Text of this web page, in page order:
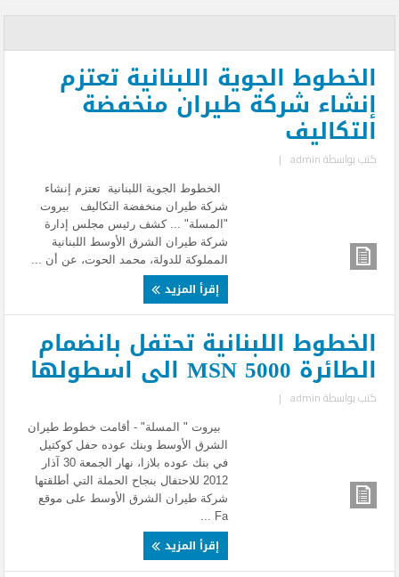
الخطوط الجوية اللبنانية تعتزم
إنشاء شركة طيران منخفضة
التكاليف
كتب بواسطةadmin
|
الخطوط الجوية اللبنانية تعتزم إنشاء
شركة طيران منخفضة التكاليف بيروت
"المسلة" ... كشف رئيس مجلس إدارة
شركة طيران الشرق الأوسط اللبنانية
المملوكة للدولة، محمد الحوت، عن أن ...
إقرأ المزيد
الخطوط اللبنانية تحتفل بانضمام
الطائرة MSN 5000 الى اسطولها
كتب بواسطةadmin
|
بيروت " المسلة" - أقامت خطوط طيران
الشرق الأوسط وبنك عوده حفل كوكتيل
في بنك عوده بلازا، نهار الجمعة 30 آذار
2012 للاحتفال بنجاح الحملة التي أطلقتها
شركة طيران الشرق الأوسط على موقع
Fa ...
إقرأ المزيد